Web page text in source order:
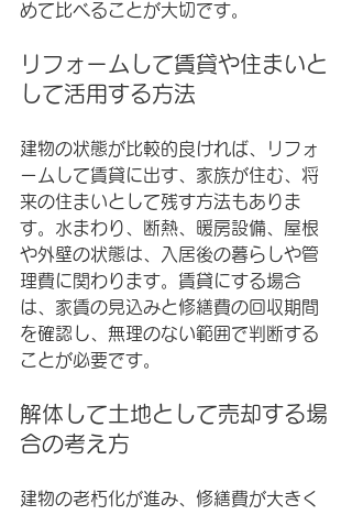
めて比べることが大切です。
リフォームして賃貸や住まいと
して活用する方法
建物の状態が比較的良ければ、リフォ
ームして賃貸に出す、家族が住む、将
来の住まいとして残す方法もありま
す。水まわり、断熱、暖房設備、屋根
や外壁の状態は、入居後の暮らしや管
理費に関わります。賃貸にする場合
は、家賃の見込みと修繕費の回収期間
を確認し、無理のない範囲で判断する
ことが必要です。
解体して土地として売却する場
合の考え方
建物の老朽化が進み、修繕費が大きく